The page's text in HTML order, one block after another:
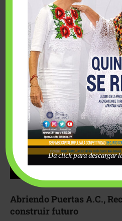
Fairmont Mayakoba y Make-A-
esfuerzos para hacer realidad el
Abriendo Puertas A.C.,
construir futuro
Da click para descargar